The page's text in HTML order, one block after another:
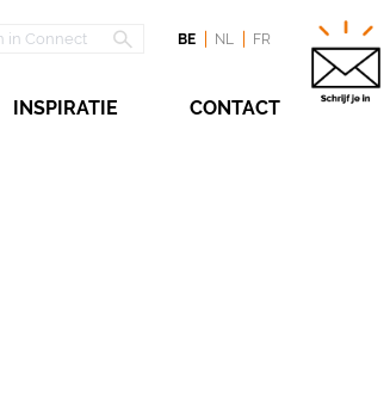
BE NL FR
INSPIRATIE CONTACT